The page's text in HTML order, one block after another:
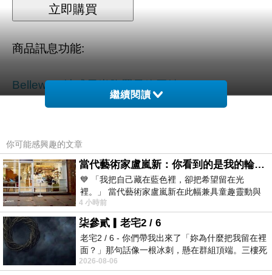
商品訊息功能:
Bellewear法式風尚胸罩最終回饋
繼續閱讀
你可能感興趣的文章
當代藝術家盧嵐新：你看到的是我的輪廓，還是你的故事？——藏在藍色裡的希望與光
💙 「我把自己藏在藍色裡，卻把希望留在光
裡。」 當代藝術家盧嵐新在此幅兼具童趣靈動與
抽象韻味的新作中，用湛藍的羽翼般色塊包覆著
4 小時前
柒參貳▎老宅2 / 6
老宅2 / 6 - 你們帶我出來了「妳為什麼把我留在裡
面？」那句話像一根冰刺，懸在群組頂端。三樓死
死盯著照片裡的人。那個人確實站在
2026-08-06